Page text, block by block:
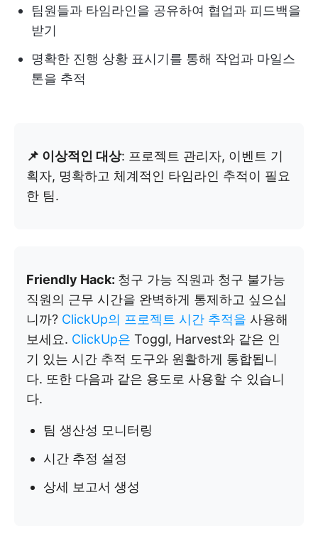
팀원들과 타임라인을 공유하여 협업과 피드백을
받기
명확한 진행 상황 표시기를 통해 작업과 마일스
톤을 추적
📌 이상적인 대상: 프로젝트 관리자, 이벤트 기
획자, 명확하고 체계적인 타임라인 추적이 필요
한 팀.
Friendly Hack: 청구 가능 직원과 청구 불가능
직원의 근무 시간을 완벽하게 통제하고 싶으십
니까? ClickUp의 프로젝트 시간 추적을 사용해
보세요. ClickUp은 Toggl, Harvest와 같은 인
기 있는 시간 추적 도구와 원활하게 통합됩니
다. 또한 다음과 같은 용도로 사용할 수 있습니
다.
팀 생산성 모니터링
시간 추정 설정
상세 보고서 생성